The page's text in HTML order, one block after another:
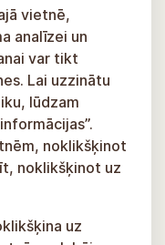
vietnē,
analīzei un
var tikt
Lai uzzinātu
lūdzam
noklikšķinot
noklikšķinot uz
uz